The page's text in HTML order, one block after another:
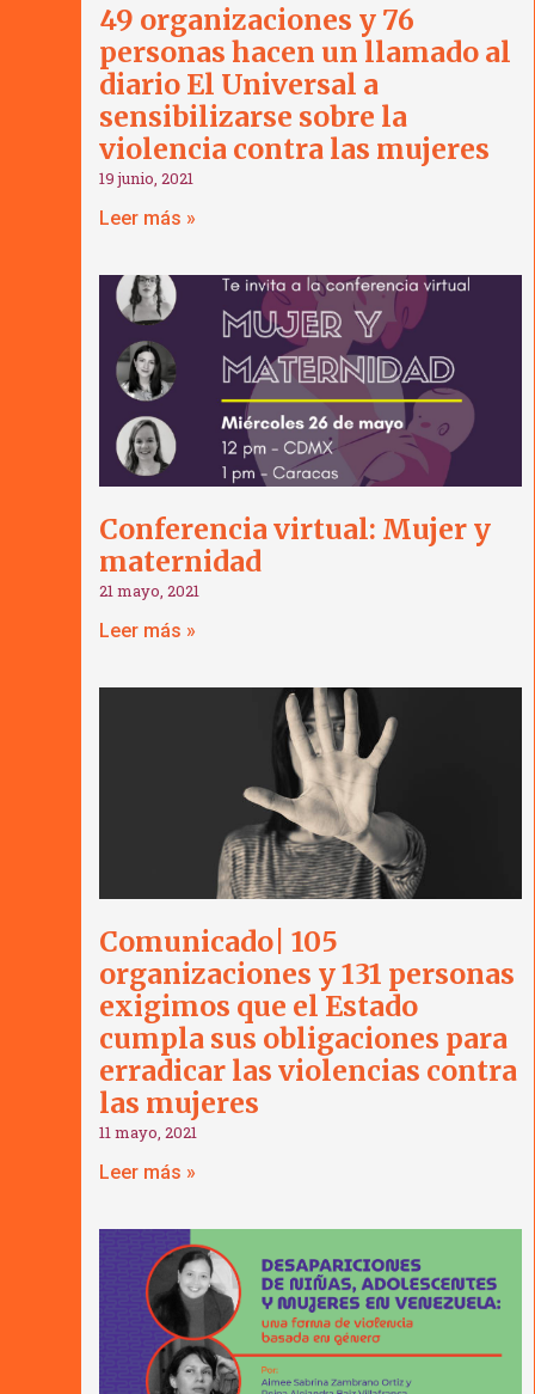
49 organizaciones y 76
personas hacen un llamado al
diario El Universal a
sensibilizarse sobre la
violencia contra las mujeres
19 junio, 2021
Leer más »
Conferencia virtual: Mujer y
maternidad
21 mayo, 2021
Leer más »
Comunicado| 105
organizaciones y 131 personas
exigimos que el Estado
cumpla sus obligaciones para
erradicar las violencias contra
las mujeres
11 mayo, 2021
Leer más »